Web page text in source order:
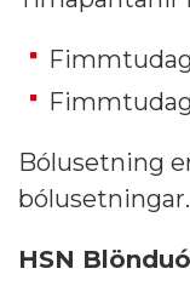
Bólusetning
bólusetningar.
HSN